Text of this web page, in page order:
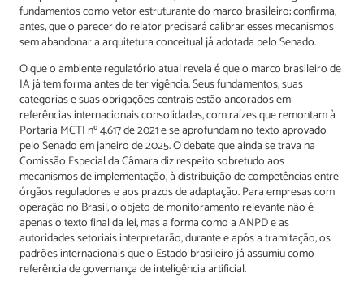
fundamentos como vetor estruturante do marco brasileiro; confirma,
antes, que o parecer do relator precisará calibrar esses mecanismos
sem abandonar a arquitetura conceitual já adotada pelo Senado.
O que o ambiente regulatório atual revela é que o marco brasileiro de
IA já tem forma antes de ter vigência. Seus fundamentos, suas
categorias e suas obrigações centrais estão ancorados em
referências internacionais consolidadas, com raízes que remontam à
Portaria MCTI nº 4.617 de 2021 e se aprofundam no texto aprovado
pelo Senado em janeiro de 2025. O debate que ainda se trava na
Comissão Especial da Câmara diz respeito sobretudo aos
mecanismos de implementação, à distribuição de competências entre
órgãos reguladores e aos prazos de adaptação. Para empresas com
operação no Brasil, o objeto de monitoramento relevante não é
apenas o texto final da lei, mas a forma como a ANPD e as
autoridades setoriais interpretarão, durante e após a tramitação, os
padrões internacionais que o Estado brasileiro já assumiu como
referência de governança de inteligência artificial.